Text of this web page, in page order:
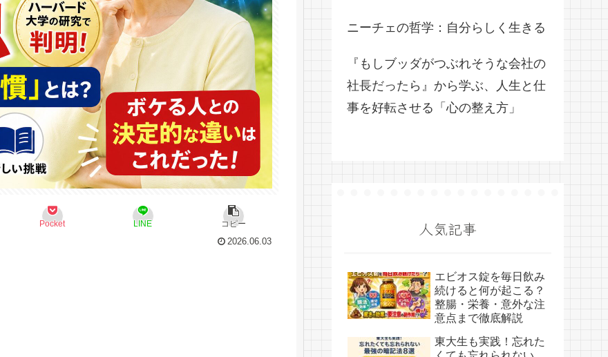
Pocket LINE
コピー
2026.06.03
ニーチェの哲学：自分らしく生きる
『もしブッダがつぶれそうな会社の
社長だったら』から学ぶ、人生と仕
事を好転させる「心の整え方」
人気記事
エビオス錠を毎日飲み
続けると何が起こる？
整腸・栄養・意外な注
意点まで徹底解説
東大生も実践！忘れた